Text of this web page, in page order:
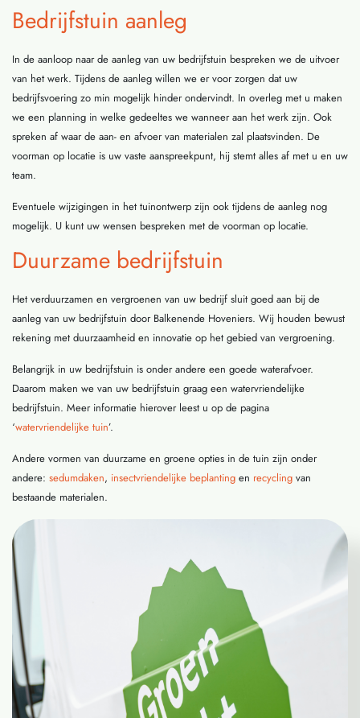
Bedrijfstuin aanleg
In de aanloop naar de aanleg van uw bedrijfstuin bespreken we de uitvoer
van het werk. Tijdens de aanleg willen we er voor zorgen dat uw
bedrijfsvoering zo min mogelijk hinder ondervindt. In overleg met u maken
we een planning in welke gedeeltes we wanneer aan het werk zijn. Ook
spreken af waar de aan- en afvoer van materialen zal plaatsvinden. De
voorman op locatie is uw vaste aanspreekpunt, hij stemt alles af met u en uw
team.
Eventuele wijzigingen in het tuinontwerp zijn ook tijdens de aanleg nog
mogelijk. U kunt uw wensen bespreken met de voorman op locatie.
Duurzame bedrijfstuin
Het verduurzamen en vergroenen van uw bedrijf sluit goed aan bij de
aanleg van uw bedrijfstuin door Balkenende Hoveniers. Wij houden bewust
rekening met duurzaamheid en innovatie op het gebied van vergroening.
Belangrijk in uw bedrijfstuin is onder andere een goede waterafvoer.
Daarom maken we van uw bedrijfstuin graag een watervriendelijke
bedrijfstuin. Meer informatie hierover leest u op de pagina
‘watervriendelijke tuin’.
Andere vormen van duurzame en groene opties in de tuin zijn onder
andere: sedumdaken, insectvriendelijke beplanting en recycling van
bestaande materialen.